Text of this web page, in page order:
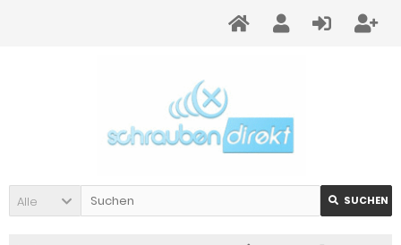
Alle SUCHEN